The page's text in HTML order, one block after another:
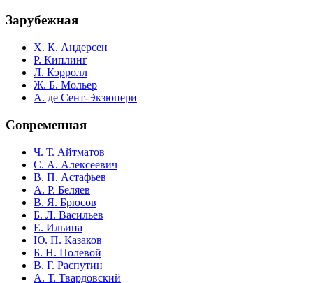
Зарубежная
Х. К. Андерсен
Р. Киплинг
Л. Кэрролл
Ж. Б. Мольер
А. де Сент-Экзюпери
Современная
Ч. Т. Айтматов
С. А. Алексеевич
В. П. Астафьев
А. Р. Беляев
В. Я. Брюсов
Б. Л. Васильев
Е. Ильина
Ю. П. Казаков
Б. Н. Полевой
В. Г. Распутин
А. Т. Твардовский